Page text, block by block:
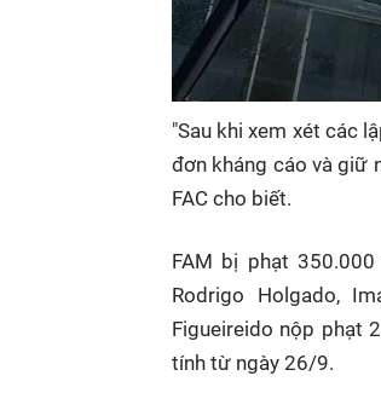
"Sau khi xem xét các
đơn kháng cáo và giữ
FAC cho biết.
FAM bị phạt
Rodrigo Holgado,
Figueireido nộp phạt
tính từ ngày 26/9.